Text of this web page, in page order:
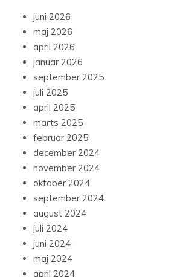
juni 2026
maj 2026
april 2026
januar 2026
september 2025
juli 2025
april 2025
marts 2025
februar 2025
december 2024
november 2024
oktober 2024
september 2024
august 2024
juli 2024
juni 2024
maj 2024
april 2024